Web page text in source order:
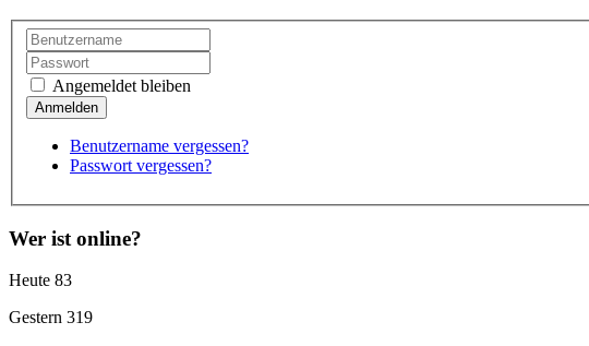
Angemeldet bleiben
Benutzername vergessen?
Passwort vergessen?
Wer ist online?
Heute 83
Gestern 319